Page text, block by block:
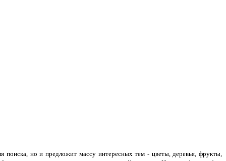
поиска, но и предложит массу интересных тем - цветы, деревья, фрукты,